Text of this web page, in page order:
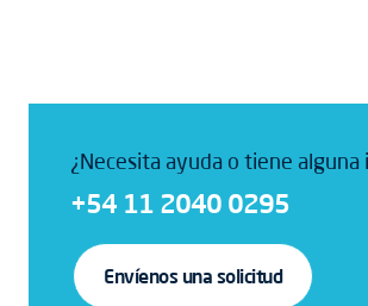
¿Necesita ayuda o tiene alguna
+54 11 2040 0295
Envíenos una solicitud